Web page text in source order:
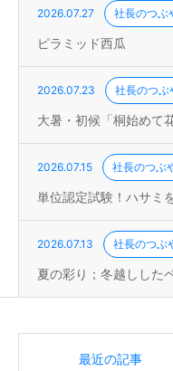
2026.07.27 社長のつぶ
ピラミッド西瓜
2026.07.23 社長のつぶ
大暑・初候「桐始めて
2026.07.15 社長のつぶ
単位認定試験！ハサミ
2026.07.13 社長のつぶ
夏の彩り；冬越しした
最近の記事